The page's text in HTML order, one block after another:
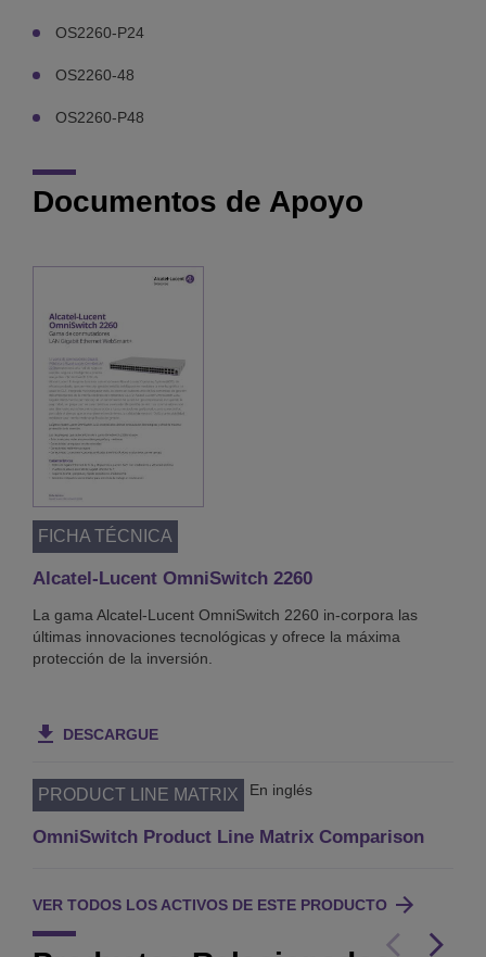
OS2260-P24
OS2260-48
OS2260-P48
Documentos de Apoyo
FICHA TÉCNICA
Alcatel-Lucent OmniSwitch 2260
La gama Alcatel-Lucent OmniSwitch 2260 in-corpora las
últimas innovaciones tecnológicas y ofrece la máxima
protección de la inversión.
DESCARGUE
PRODUCT LINE MATRIX En inglés
OmniSwitch Product Line Matrix Comparison
VER TODOS LOS ACTIVOS DE ESTE PRODUCTO